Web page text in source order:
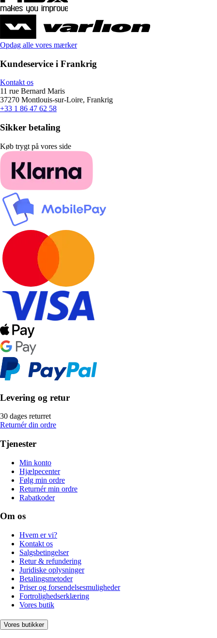
Opdag alle vores mærker
Kundeservice i Frankrig
Kontakt os
11 rue Bernard Maris
37270 Montlouis-sur-Loire, Frankrig
+33 1 86 47 62 58
Sikker betaling
Køb trygt på vores side
Levering og retur
30 dages returret
Returnér din ordre
Tjenester
Min konto
Hjælpecenter
Følg min ordre
Returnér min ordre
Rabatkoder
Om os
Hvem er vi?
Kontakt os
Salgsbetingelser
Retur & refundering
Juridiske oplysninger
Betalingsmetoder
Priser og forsendelsesmuligheder
Fortrolighedserklæring
Vores butik
Vores butikker